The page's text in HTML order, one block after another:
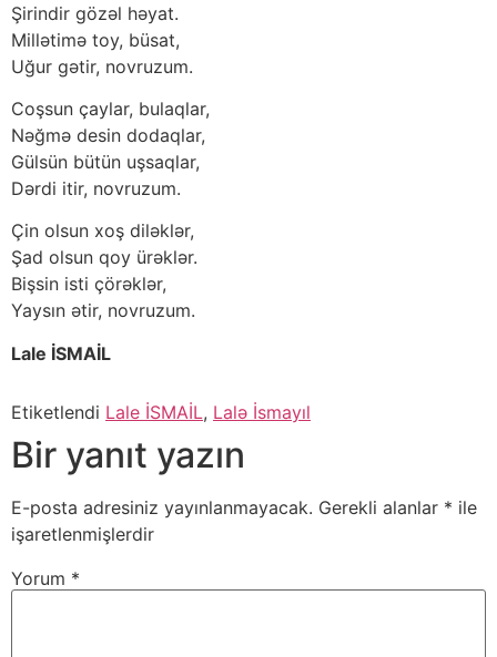
Şirindir gözəl həyat.
Millətimə toy, büsat,
Uğur gətir, novruzum.
Coşsun çaylar, bulaqlar,
Nəğmə desin dodaqlar,
Gülsün bütün uşsaqlar,
Dərdi itir, novruzum.
Çin olsun xoş diləklər,
Şad olsun qoy ürəklər.
Bişsin isti çörəklər,
Yaysın ətir, novruzum.
Lale İSMAİL
Etiketlendi Lale İSMAİL, Lalə İsmayıl
Bir yanıt yazın
E-posta adresiniz yayınlanmayacak. Gerekli alanlar * ile
işaretlenmişlerdir
Yorum *